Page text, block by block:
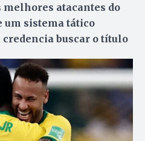
melhores atacantes do
um sistema tático
buscar o título